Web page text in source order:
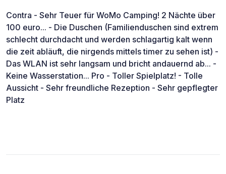
Contra - Sehr Teuer für WoMo Camping! 2 Nächte über
100 euro... - Die Duschen (Familienduschen sind extrem
schlecht durchdacht und werden schlagartig kalt wenn
die zeit abläuft, die nirgends mittels timer zu sehen ist) -
Das WLAN ist sehr langsam und bricht andauernd ab... -
Keine Wasserstation... Pro - Toller Spielplatz! - Tolle
Aussicht - Sehr freundliche Rezeption - Sehr gepflegter
Platz